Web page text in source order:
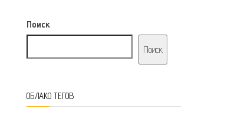
Поиск
Поиск
ОБЛАКО ТЕГОВ